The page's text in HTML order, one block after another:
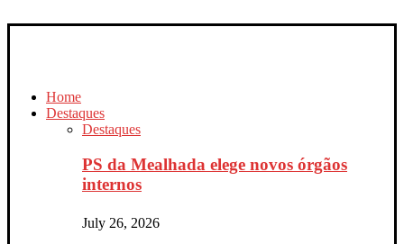
Home
Destaques
Destaques
PS da Mealhada elege novos órgãos
internos
July 26, 2026